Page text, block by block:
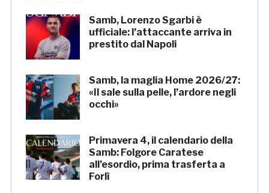
Samb, Lorenzo Sgarbi è
ufficiale: l’attaccante arriva in
prestito dal Napoli
Samb, la maglia Home 2026/27:
«Il sale sulla pelle, l’ardore negli
occhi»
Primavera 4, il calendario della
Samb: Folgore Caratese
all’esordio, prima trasferta a
Forlì